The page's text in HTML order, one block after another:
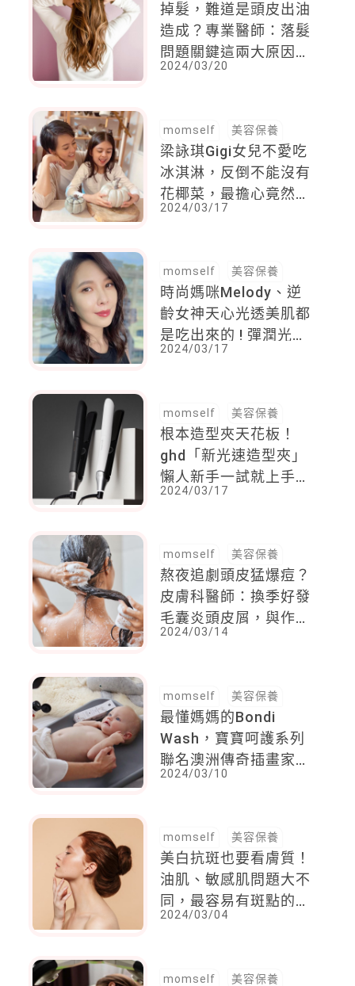
掉髮，難道是頭皮出油
造成？專業醫師：落髮
問題關鍵這兩大原因，
4大提醒重拾清爽髮絲
2024/03/20
momself 美容保養
梁詠琪Gigi女兒不愛吃
冰淇淋，反倒不能沒有
花椰菜，最擔心竟然是
孩子的「這個問題」
2024/03/17
momself 美容保養
時尚媽咪Melody、逆
齡女神天心光透美肌都
是吃出來的 ! 彈潤光澤
全身都有感
2024/03/17
momself 美容保養
根本造型夾天花板！
ghd「新光速造型夾」
懶人新手一試就上手，
輕鬆打造直髮捲髮
2024/03/17
momself 美容保養
熬夜追劇頭皮猛爆痘？
皮膚科醫師：換季好發
毛囊炎頭皮屑，與作
息、氣溫大有關係
2024/03/14
momself 美容保養
最懂媽媽的Bondi
Wash，寶寶呵護系列
聯名澳洲傳奇插畫家，
打造新生兒最佳獻禮
2024/03/10
momself 美容保養
美白抗斑也要看膚質！
油肌、敏感肌問題大不
同，最容易有斑點的就
是這類型肌膚
2024/03/04
momself 美容保養